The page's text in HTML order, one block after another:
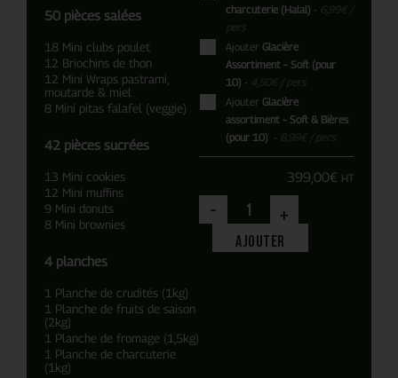
50 pièces salées
18 Mini clubs poulet
12 Briochins de thon
12 Mini Wraps pastrami,
moutarde & miel
8 Mini pitas falafel (veggie)
42 pièces sucrées
13 Mini cookies
12 Mini muffins
9 Mini donuts
8 Mini brownies
4 planches
1 Planche de crudités (1kg)
1 Planche de fruits de saison
(2kg)
1 Planche de fromage (1,5kg)
1 Planche de charcuterie
(1kg)
charcuterie (Halal) -
Ajouter Glacière
Assortiment – Soft (pour
10) -
Ajouter Glacière
assortiment – Soft & Bières
(pour 10) -
399,00€ HT
- +
Ajouter